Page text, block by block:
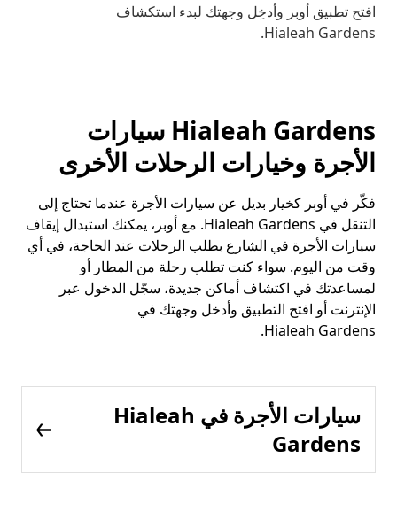
افتح تطبيق أوبر وأدخِل وجهتك لبدء استكشاف
Hialeah Gardens.
Hialeah Gardens سيارات
الأجرة وخيارات الرحلات الأخرى
فكّر في أوبر كخيار بديل عن سيارات الأجرة عندما تحتاج إلى
التنقل في Hialeah Gardens. مع أوبر، يمكنك استبدال إيقاف
سيارات الأجرة في الشارع بطلب الرحلات عند الحاجة، في أي
وقت من اليوم. سواء كنت تطلب رحلة من المطار أو
لمساعدتك في اكتشاف أماكن جديدة، سجّل الدخول عبر
الإنترنت أو افتح التطبيق وأدخل وجهتك في
Hialeah Gardens.
سيارات الأجرة في Hialeah
Gardens